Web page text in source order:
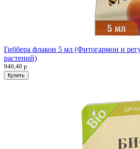
Гиббера флакон 5 мл (Фитогармон и
растений)
940,40 р